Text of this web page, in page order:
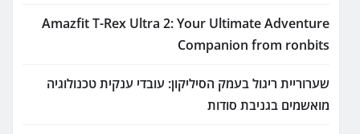
Amazfit T-Rex Ultra 2: Your Ultimate Adventure
Companion from ronbits
שערוריית ריגול בעמק הסיליקון: עובדי ענקית טכנולוגיה
מואשמים בגניבת סודות